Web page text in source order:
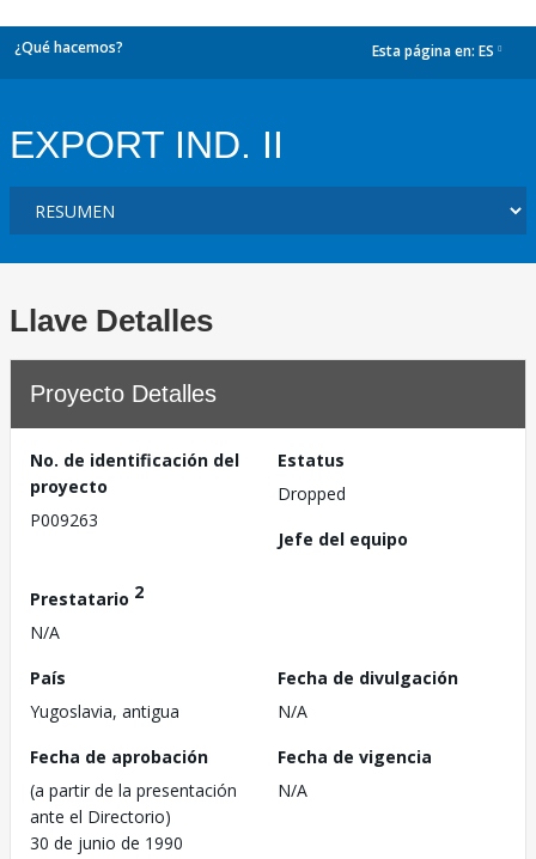
¿Qué hacemos? Esta página en: ES
EXPORT IND. II
Llave Detalles
Proyecto Detalles
No. de identificación del
proyecto
P009263
Estatus
Dropped
Jefe del equipo
Prestatario 2
N/A
País
Yugoslavia, antigua
Fecha de divulgación
N/A
Fecha de aprobación
(a partir de la presentación
ante el Directorio)
30 de junio de 1990
Fecha de vigencia
N/A